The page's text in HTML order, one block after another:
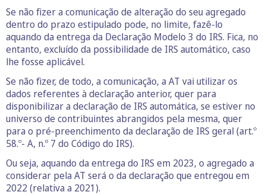
Se não fizer a comunicação de alteração do seu agregado
dentro do prazo estipulado pode, no limite, fazê-lo
aquando da entrega da Declaração Modelo 3 do IRS. Fica, no
entanto, excluído da possibilidade de IRS automático, caso
lhe fosse aplicável.
Se não fizer, de todo, a comunicação, a AT vai utilizar os
dados referentes à declaração anterior, quer para
disponibilizar a declaração de IRS automática, se estiver no
universo de contribuintes abrangidos pela mesma, quer
para o pré-preenchimento da declaração de IRS geral (art.º
58.º- A, n.º 7 do Código do IRS).
Ou seja, aquando da entrega do IRS em 2023, o agregado a
considerar pela AT será o da declaração que entregou em
2022 (relativa a 2021).